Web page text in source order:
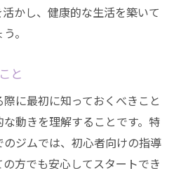
かし、健康的な生活を築いて
。
と
に最初に知っておくべきこと
動きを理解することです。特
ジムでは、初心者向けの指導
方でも安心してスタートでき